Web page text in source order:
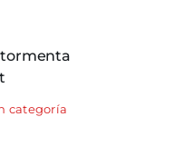
tormenta
categoría